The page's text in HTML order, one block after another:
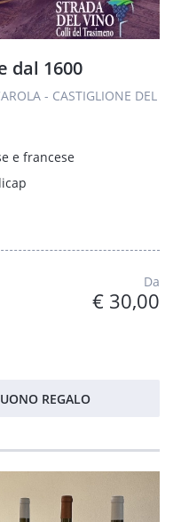
dal 1600
- CASTIGLIONE DEL
e francese
Da
€ 30,00
REGALO